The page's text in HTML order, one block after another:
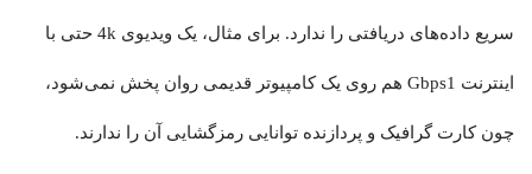
سریع داده‌های دریافتی را ندارد. برای مثال، یک ویدیوی 4k حتی با
اینترنت Gbps1 هم روی یک کامپیوتر قدیمی روان پخش نمی‌شود،
چون کارت گرافیک و پردازنده توانایی رمزگشایی آن را ندارند.